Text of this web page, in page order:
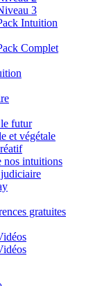
3
Intuition
Complet
futur
et végétale
nos intuitions
gratuites